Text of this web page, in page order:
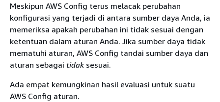
Meskipun AWS Config terus melacak perubahan
konfigurasi yang terjadi di antara sumber daya Anda, ia
memeriksa apakah perubahan ini tidak sesuai dengan
ketentuan dalam aturan Anda. Jika sumber daya tidak
mematuhi aturan, AWS Config tandai sumber daya dan
aturan sebagai tidaksesuai.
Ada empat kemungkinan hasil evaluasi untuk suatu
AWS Config aturan.